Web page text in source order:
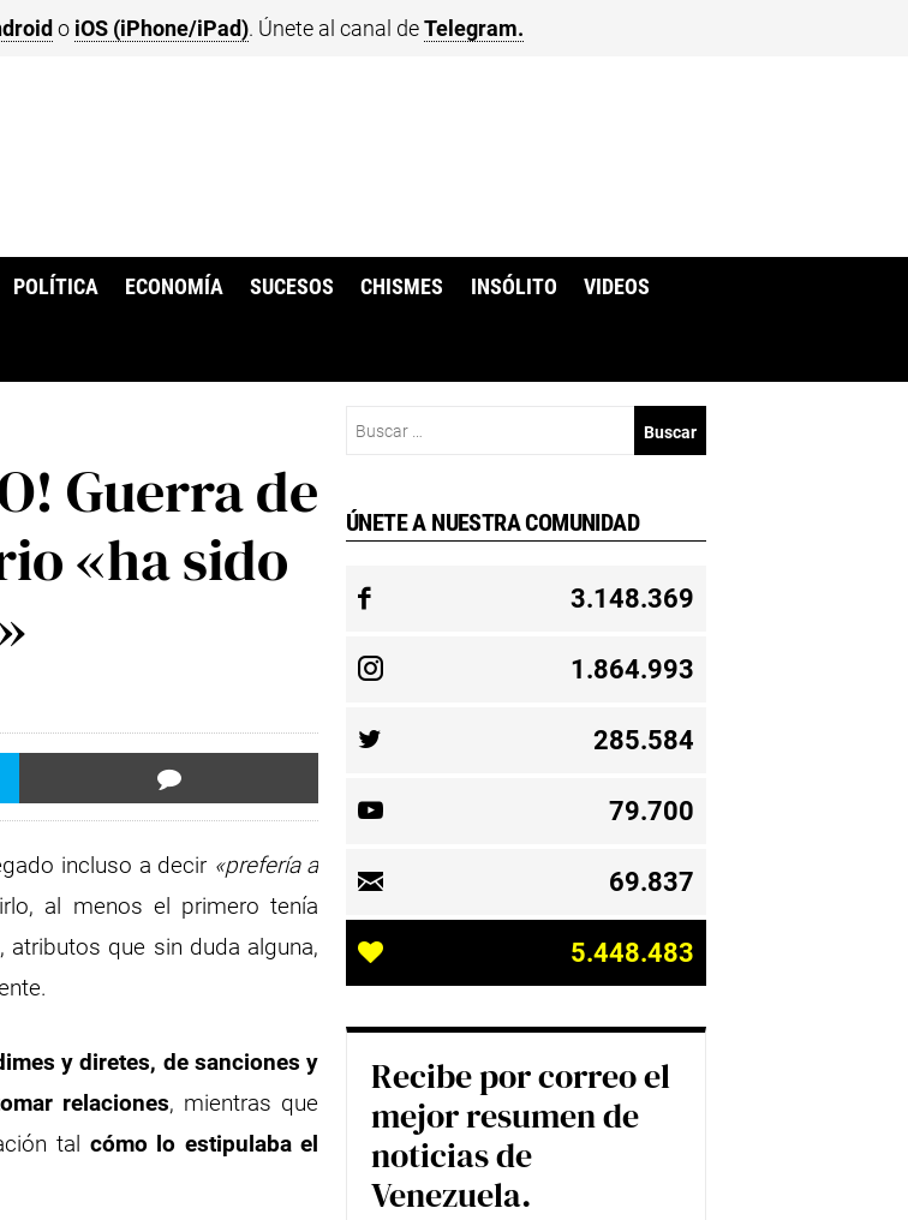
o iOS (iPhone/iPad). Únete al canal deTelegram.
POLÍTICA ECONOMÍA SUCESOS CHISMES INSÓLITO VIDEOS
Guerra de
«ha sido
incluso a decir «prefería a
al menos el primero tenía
que sin duda alguna,
y diretes, de sanciones y
relaciones, mientras que
tal cómo lo estipulaba el
ÚNETE A NUESTRA COMUNIDAD
3.148.369
1.864.993
285.584
79.700
69.837
5.448.483
Recibe por correo el
mejor resumen de
noticias de
Venezuela.